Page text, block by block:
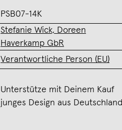
PSB07-14K
Stefanie Wick, Doreen
Haverkamp GbR
Verantwortliche Person (EU)
Unterstütze mit Deinem Kauf
junges Design aus Deutschland